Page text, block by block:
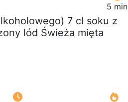
5 min
7 cl soku z
lód Świeża mięta